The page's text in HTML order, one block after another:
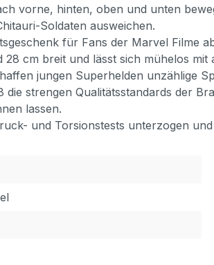
vorne, hinten, oben und unten
Soldaten ausweichen.
für Fans der Marvel Filme
cm breit und lässt sich mühelos
jungen Superhelden unzählige
die strengen Qualitätsstandards der
lassen.
und Torsionstests unterzogen